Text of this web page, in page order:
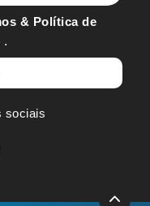
& Política de
.
sociais